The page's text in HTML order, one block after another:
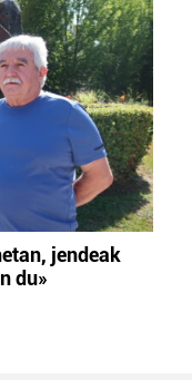
jendeak
du»